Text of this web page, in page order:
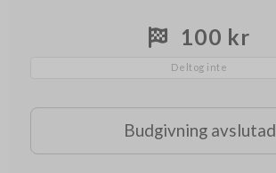
100 kr
Deltog inte
Budgivning avslutad